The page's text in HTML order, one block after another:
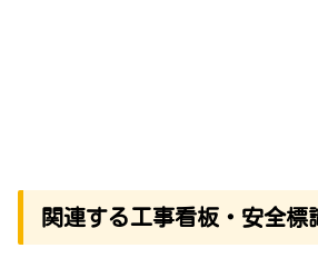
関連する工事看板・安全標